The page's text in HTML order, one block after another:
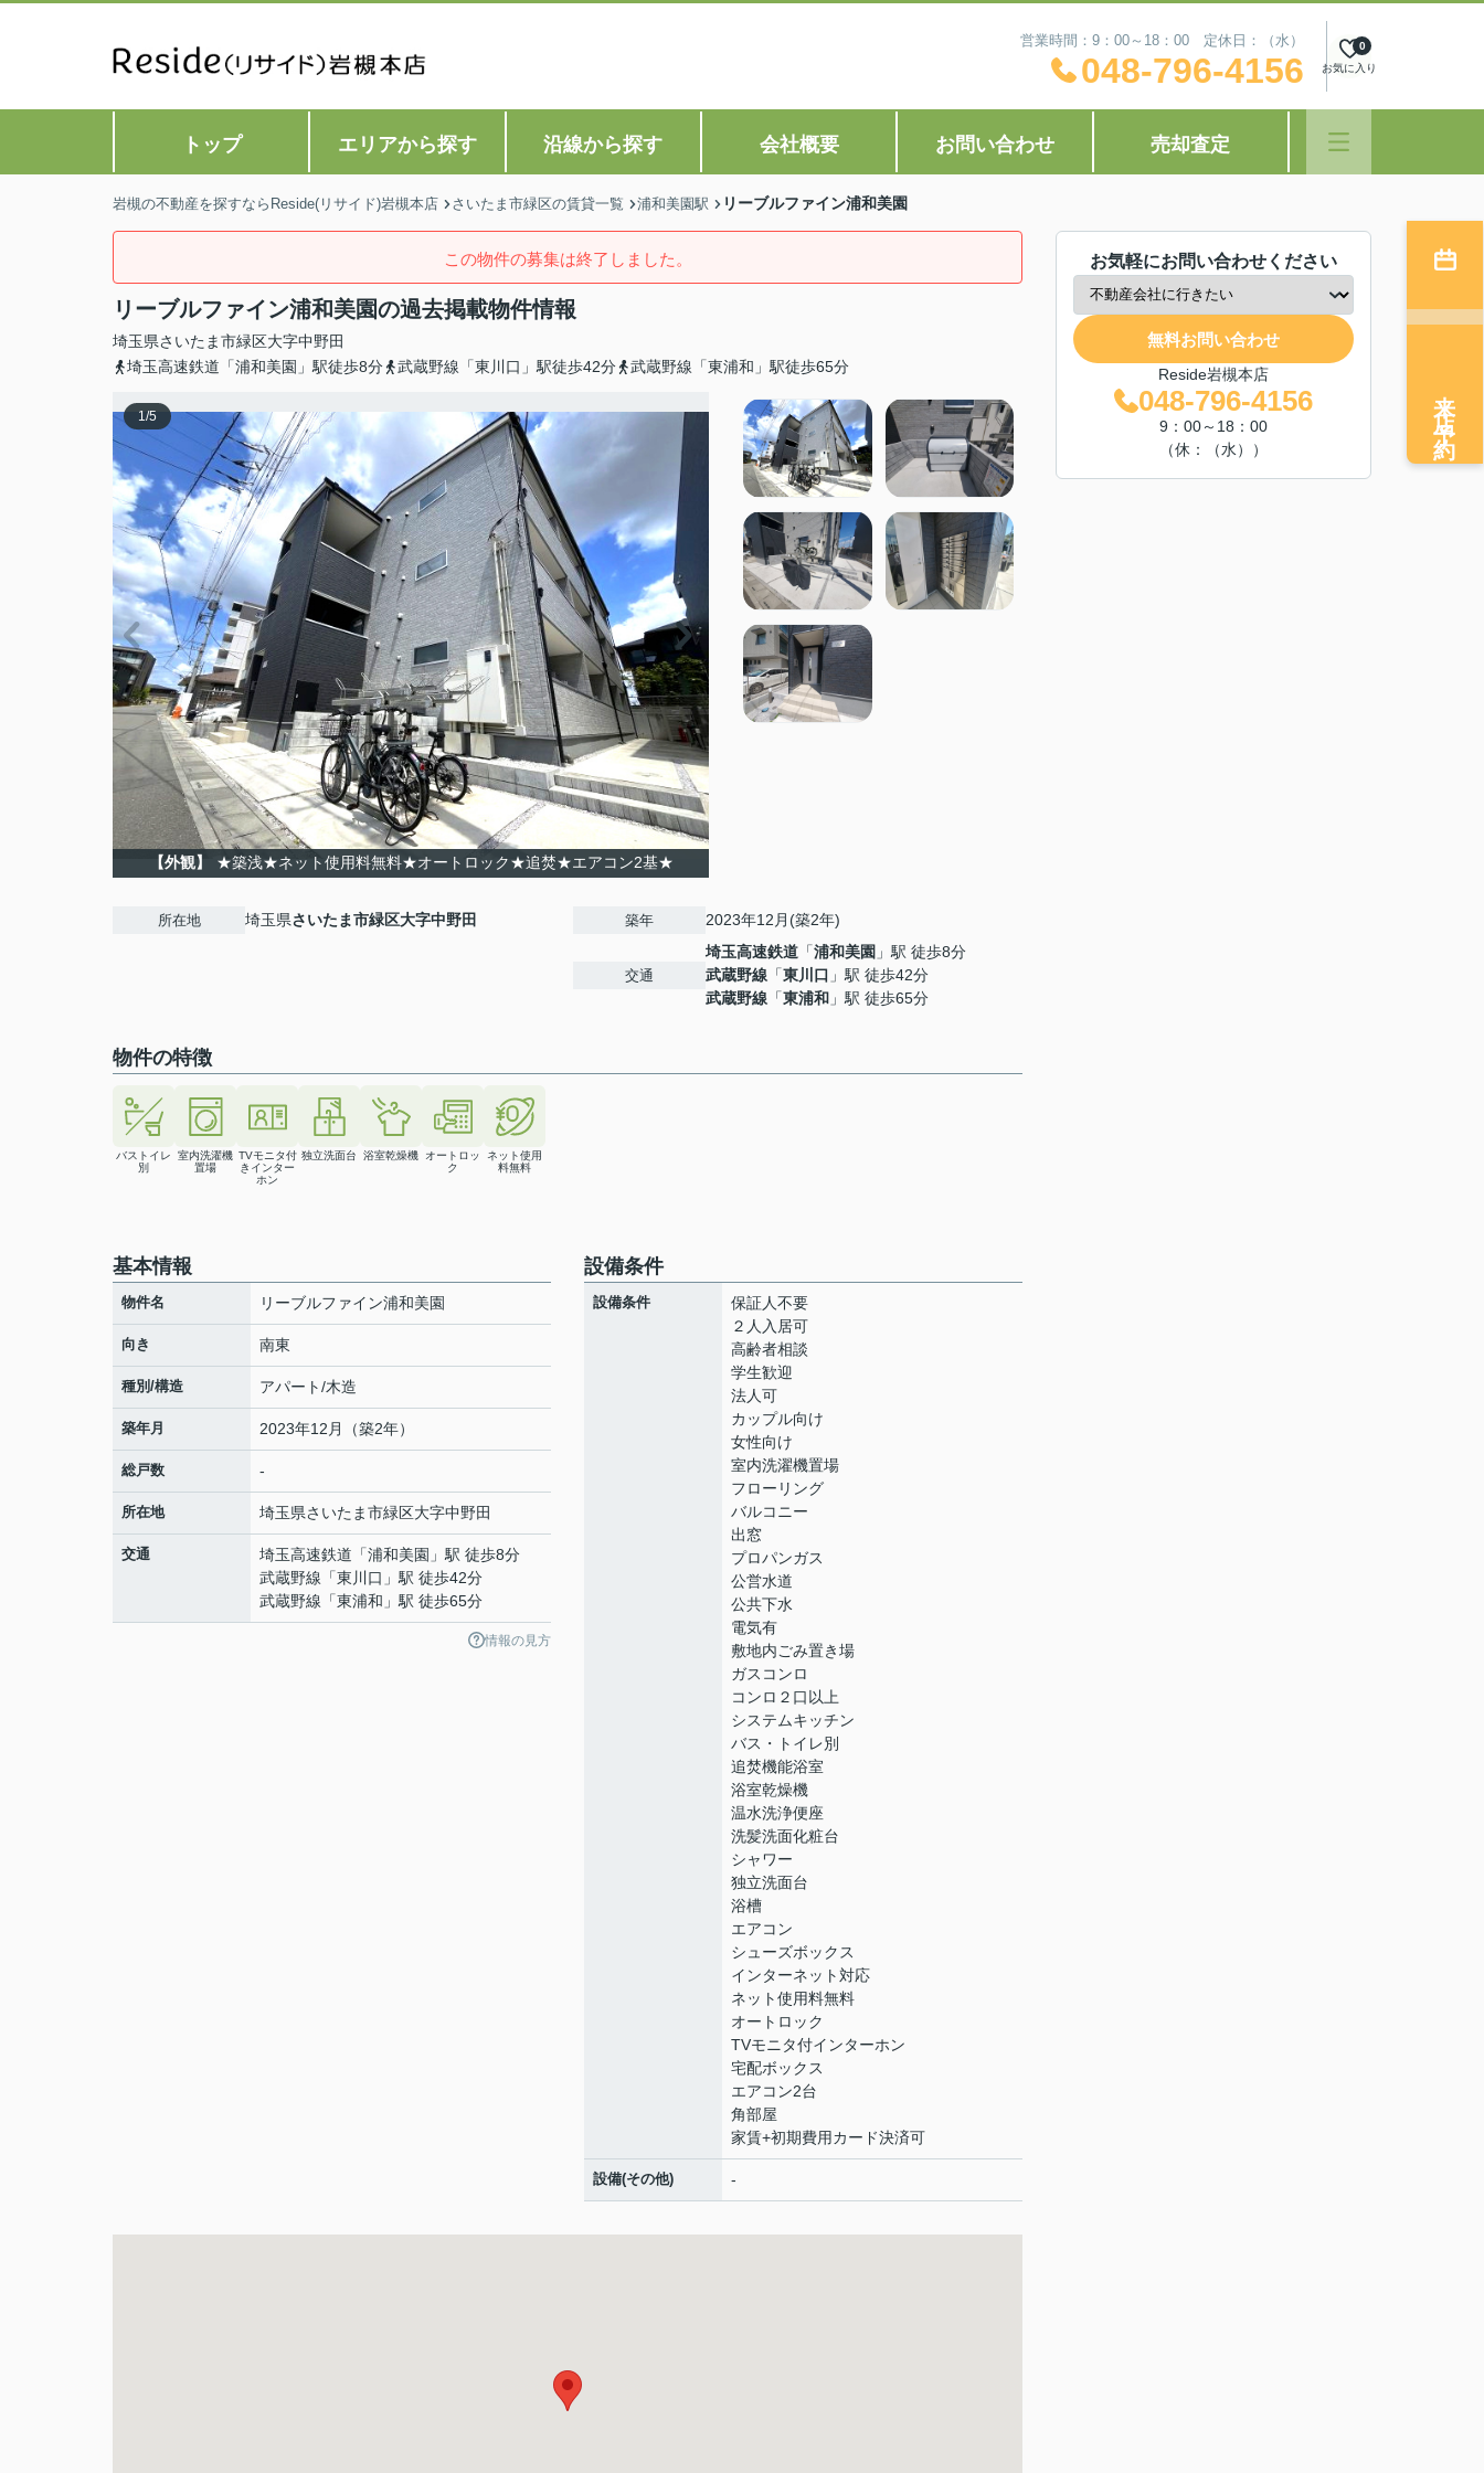
営業時間：9：00～18：00 定休日：（水）
048-796-4156 お気に入り
0
トップ エリアから探す 沿線から探す 会社概要 お問い合わせ 売却査定
岩槻の不動産を探すならReside(リサイド)岩槻本店 さいたま市緑区の賃貸一覧 浦和美園駅 リーブルファイン浦和美園
この物件の募集は終了しました。
リーブルファイン浦和美園の過去掲載物件情報
埼玉県さいたま市緑区大字中野田
埼玉高速鉄道「浦和美園」駅徒歩8分
武蔵野線「東川口」駅徒歩42分 武蔵野線「東浦和」駅徒歩65分
1/5
【外観】 ★築浅★ネット使用料無料★オートロック★追焚★エアコン2基★
所在地 埼玉県さいたま市緑区大字中野田 築年 2023年12月(築2年)
交通
埼玉高速鉄道 「浦和美園 」駅 徒歩8分
武蔵野線 「東川口 」駅 徒歩42分
武蔵野線 「東浦和 」駅 徒歩65分
物件の特徴
バストイレ
別
室内洗濯機
置場
TVモニタ付
きインター
ホン
独立洗面台 浴室乾燥機
オートロッ
ク
ネット使用
料無料
基本情報
物件名 リーブルファイン浦和美園
向き 南東
種別/構造 アパート/木造
築年月 2023年12月（築2年）
総戸数 -
所在地 埼玉県さいたま市緑区大字中野田
交通 埼玉高速鉄道 「浦和美園 」駅 徒歩8分
武蔵野線 「東川口 」駅 徒歩42分
武蔵野線 「東浦和 」駅 徒歩65分
情報の見方
設備条件
設備条件
保証人不要
２人入居可
高齢者相談
学生歓迎
法人可
カップル向け
女性向け
室内洗濯機置場
フローリング
バルコニー
出窓
プロパンガス
公営水道
公共下水
電気有
敷地内ごみ置き場
ガスコンロ
コンロ２口以上
システムキッチン
バス・トイレ別
追焚機能浴室
浴室乾燥機
温水洗浄便座
洗髪洗面化粧台
シャワー
独立洗面台
浴槽
エアコン
シューズボックス
インターネット対応
ネット使用料無料
オートロック
TVモニタ付インターホン
宅配ボックス
エアコン2台
角部屋
家賃+初期費用カード決済可
設備(その他) -
お気軽にお問い合わせください
無料お問い合わせ
Reside岩槻本店
048-796-4156
9：00～18：00
（休：（水））
来店予約